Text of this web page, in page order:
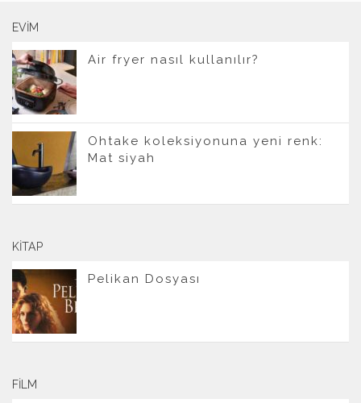
EVIM
Air fryer nasıl kullanılır?
Ohtake koleksiyonuna yeni renk:
Mat siyah
KITAP
Pelikan Dosyası
FILM